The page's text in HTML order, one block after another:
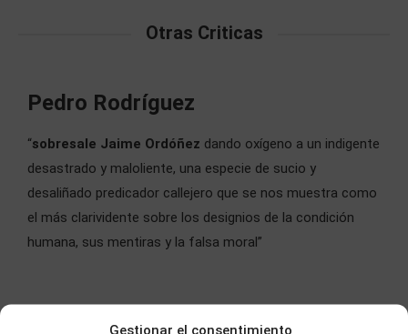
Gestionar el consentimiento
Otras Criticas
Pedro Rodríguez
“sobresale Jaime Ordóñez dando oxígeno a un indigente
desastrado y maloliente, una especie de sucio y
desaliñado predicador callejero que se nos muestra como
el más clarividente sobre los designios de la condición
humana, sus mentiras y la falsa moral”